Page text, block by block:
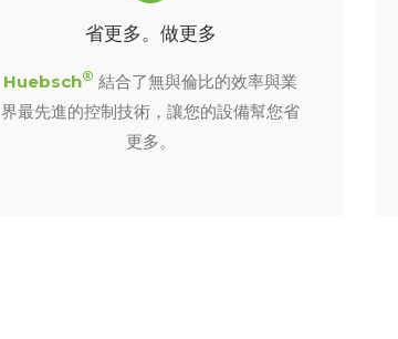
省更多。做更多
Huebsch® 結合了無與倫比的效率與業
界最先進的控制技術，讓您的設備幫您省
更多。